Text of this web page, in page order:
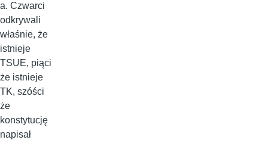
a. Czwarci
odkrywali
właśnie, że
istnieje
TSUE, piąci
że istnieje
TK, szóści
że
konstytucję
napisał